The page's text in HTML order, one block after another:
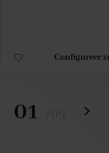
Configureer
01